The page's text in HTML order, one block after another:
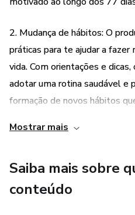
2. Mudança de hábitos: O
práticas para te ajudar a fazer
vida. Com orientações e
adotar uma rotina saudável e
formação de novos hábitos
ferramenta de personal
desenvolver seu corpo,
Mostrar mais
Saiba mais sobre
conteúdo